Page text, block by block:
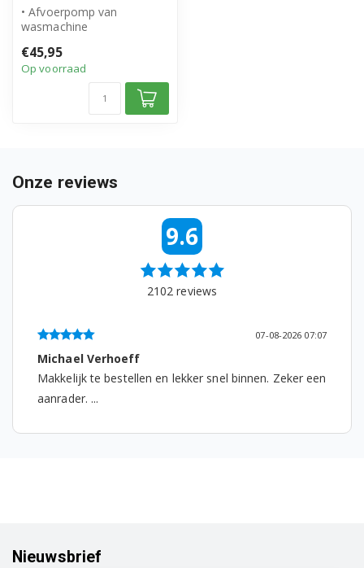
F1056QD1.ABWQASP
F1056QD5.ALSPLTK
F1056QD5.ALSQPOR
F1068LD.ABWPEUA
F1068LD.ABWQECZ
F1068LD.ABWQEIS
F1068LD.ABWQEPL
• Afvoerpomp van
wasmachine
• Afvoerpomp incl.
pomphuis...
€45,95
Op voorraad
Onze reviews
9.6
2102 reviews
07-08-2026 07:07
Michael Verhoeff
Makkelijk te bestellen en lekker snel binnen. Zeker een
aanrader. ...
Nieuwsbrief